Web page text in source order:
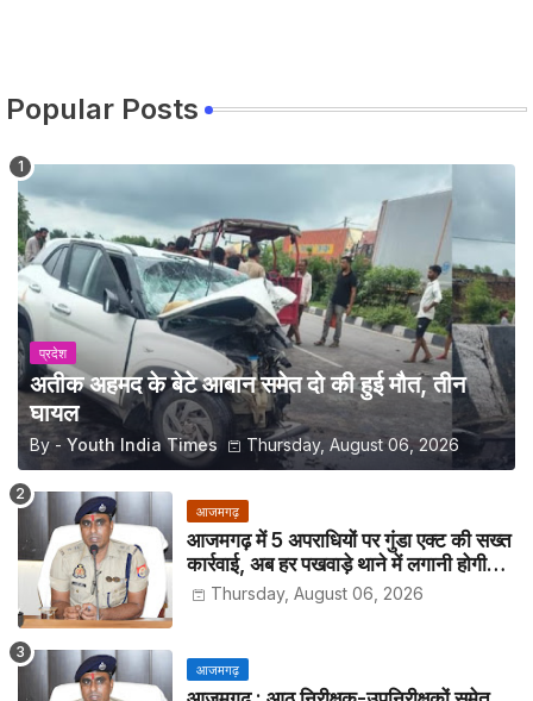
Popular Posts
प्रदेश
अतीक अहमद के बेटे आबान समेत दो की हुई मौत, तीन
घायल
By - Youth India Times Thursday, August 06, 2026
आजमगढ़
आजमगढ़ में 5 अपराधियों पर गुंडा एक्ट की सख्त
कार्रवाई, अब हर पखवाड़े थाने में लगानी होगी
हाजिरीThursday, August 06, 2026
आजमगढ़